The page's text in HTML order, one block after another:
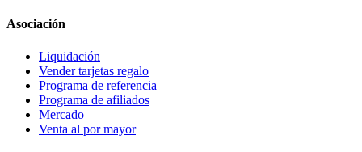
Asociación
Liquidación
Vender tarjetas regalo
Programa de referencia
Programa de afiliados
Mercado
Venta al por mayor